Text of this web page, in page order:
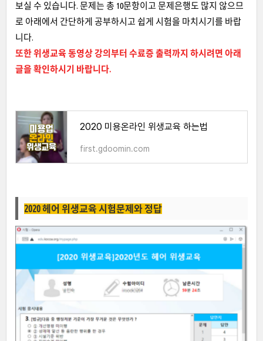
보실 수 있습니다. 문제는 총 10문항이고 문제은행도 많지 않으므
로 아래에서 간단하게 공부하시고 쉽게 시험을 마치시기를 바랍
니다.
또한 위생교육 동영상 강의부터 수료증 출력까지 하시려면 아래
글을 확인하시기 바랍니다.
2020 미용온라인 위생교육 하는법
first.gdoomin.com
2020 헤어 위생교육 시험문제와 정답